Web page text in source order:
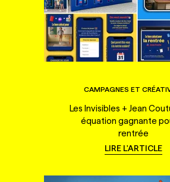
CAMPAGNES ET
Les Invisibles + Jean
équation gagnante
rentrée
LIRE L'ARTICLE